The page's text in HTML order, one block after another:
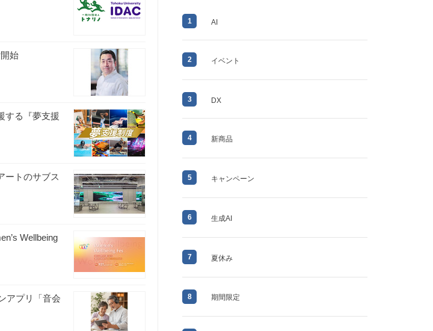
始
する『夢支援
ートのサブス
Wellbeing
アプリ「音会
1 AI
2 イベント
3 DX
4 新商品
5 キャンペーン
6 生成AI
7 夏休み
8 期間限定